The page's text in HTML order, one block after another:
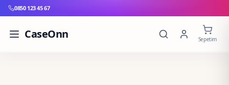
0850 123 45 67
CaseOnn Sepetim